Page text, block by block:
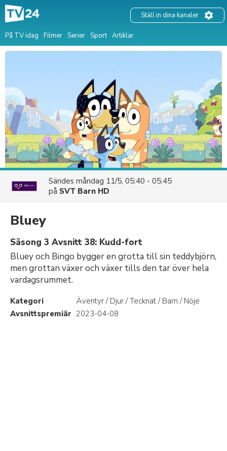
På TV idag Filmer Serier Sport Artiklar
Ställ in dina kanaler
Sändes måndag 11/5, 05:40 - 05:45
på SVT Barn HD
Bluey
Säsong 3 Avsnitt 38: Kudd-fort
Bluey och Bingo bygger en grotta till sin teddybjörn,
men grottan växer och växer tills den tar över hela
vardagsrummet.
Kategori
Äventyr / Djur / Tecknat / Barn / Nöje
Avsnittspremiär 2023-04-08